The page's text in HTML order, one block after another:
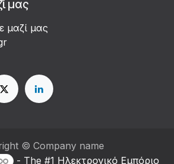
μας
μαζί μας
© Company name
- The #1 Ηλεκτρονικό Eμπόριο